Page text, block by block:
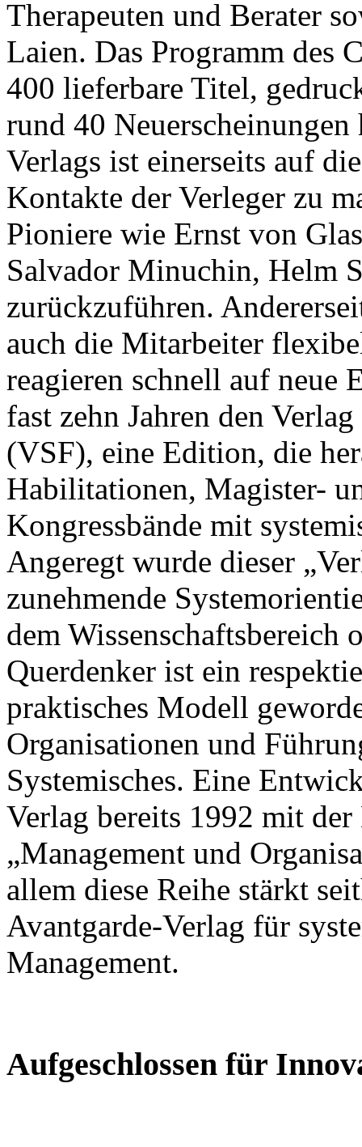
Therapeuten und Berater
Laien. Das Programm des
400 lieferbare Titel,
rund 40
Verlags ist einerseits auf
Kontakte der Verleger zu
Pioniere wie Ernst von
Salvador Minuchin, Helm
zurückzuführen.
auch die Mitarbeiter
reagieren schnell auf neue
fast zehn Jahren den
(VSF), eine Edition, die
Habilitationen, Magister-
Kongressbände mit
Angeregt wurde dieser
zunehmende
dem
Querdenker ist ein
praktisches Modell
Organisationen und
Systemisches. Eine
Verlag bereits 1992 mit
„Management und
allem diese Reihe stärkt
Avantgarde-Verlag für
Management.
Aufgeschlossen für